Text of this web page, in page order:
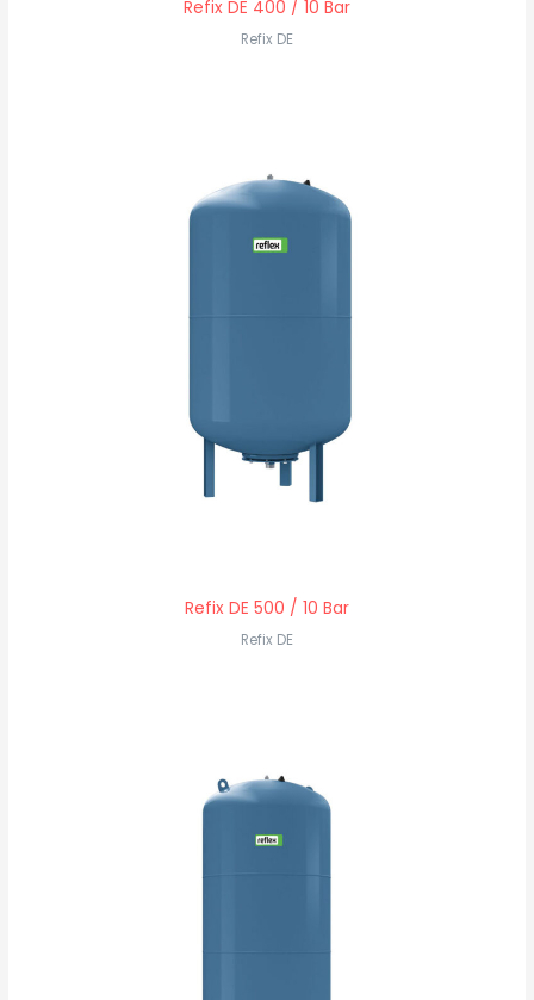
Refix DE 400 / 10 Bar
Refix DE
Refix DE 500 / 10 Bar
Refix DE